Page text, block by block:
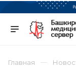
Главная